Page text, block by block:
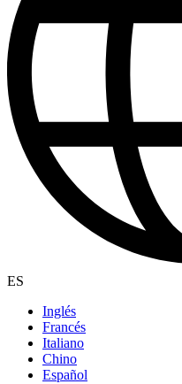
ES
Inglés
Francés
Italiano
Chino
Español